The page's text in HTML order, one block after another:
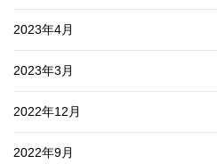
2023年4月
2023年3月
2022年12月
2022年9月